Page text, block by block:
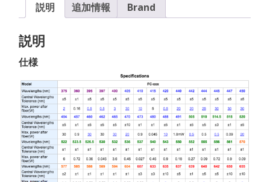
説明 追加情報 Brand
説明
仕様